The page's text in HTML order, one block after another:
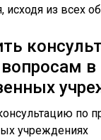
исходя из всех
в